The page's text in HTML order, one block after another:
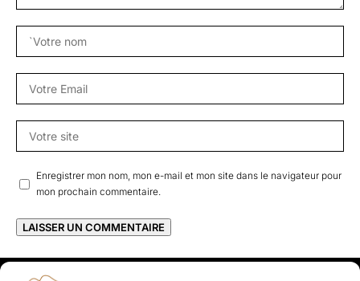
Enregistrer mon nom, mon e-mail et mon site dans le navigateur pour
mon prochain commentaire.